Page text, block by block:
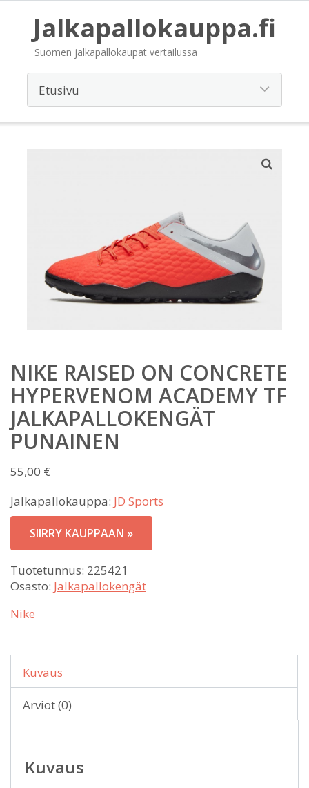
Jalkapallokauppa.fi
Suomen jalkapallokaupat vertailussa
NIKE RAISED ON CONCRETE
HYPERVENOM ACADEMY TF
JALKAPALLOKENGÄT
PUNAINEN
55,00 €
Jalkapallokauppa: JD Sports
SIIRRY KAUPPAAN »
Tuotetunnus: 225421
Osasto: Jalkapallokengät
Nike
Kuvaus
Arviot (0)
Kuvaus